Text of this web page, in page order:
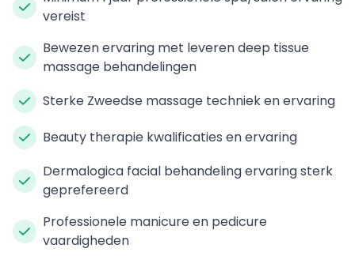
vereist
Bewezen ervaring met leveren deep tissue
massage behandelingen
Sterke Zweedse massage techniek en ervaring
Beauty therapie kwalificaties en ervaring
Dermalogica facial behandeling ervaring sterk
geprefereerd
Professionele manicure en pedicure
vaardigheden